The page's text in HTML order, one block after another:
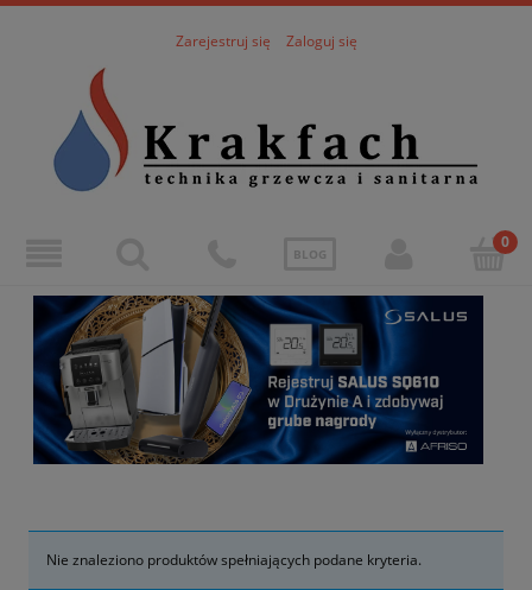
Zarejestruj się Zaloguj się
BLOG
Nie znaleziono produktów spełniających podane kryteria.